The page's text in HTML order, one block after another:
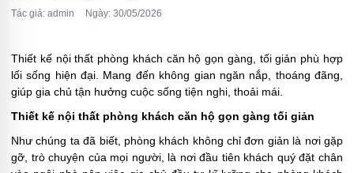
Tác giả: admin Ngày: 30/05/2026
Thiết kế nội thất phòng khách căn hộ gọn gàng, tối giản phù hợp
lối sống hiện đại. Mang đến không gian ngăn nắp, thoáng đãng,
giúp gia chủ tận hưởng cuộc sống tiện nghi, thoải mái.
Thiết kế nội thất phòng khách căn hộ gọn gàng tối giản
Như chúng ta đã biết, phòng khách không chỉ đơn giản là nơi gặp
gỡ, trò chuyện của mọi người, là nơi đầu tiên khách quý đặt chân